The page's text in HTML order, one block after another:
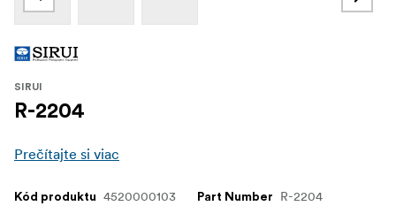
SIRUI
R-2204
Prečítajte si viac
Kód produktu 4520000103 Part Number R-2204